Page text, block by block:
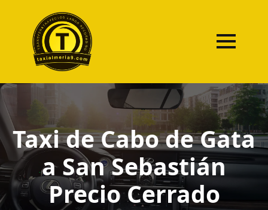
Taxi de Cabo de Gata
a San Sebastián
Precio Cerrado